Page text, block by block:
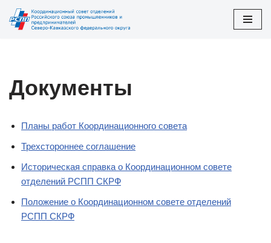
Перейти
Документы
Планы работ Координационного совета
Трехстороннее соглашение
Историческая справка о Координационном совете
отделений РСПП СКРФ
Положение о Координационном совете отделений
РСПП СКРФ